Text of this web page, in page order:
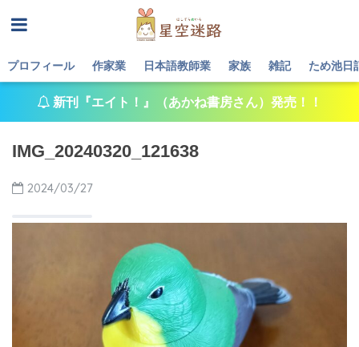
プロフィール 作家業 日本語教師業 家族 雑記 ため池日
新刊『エイト！』（あかね書房さん）発売！！
IMG_20240320_121638
2024/03/27